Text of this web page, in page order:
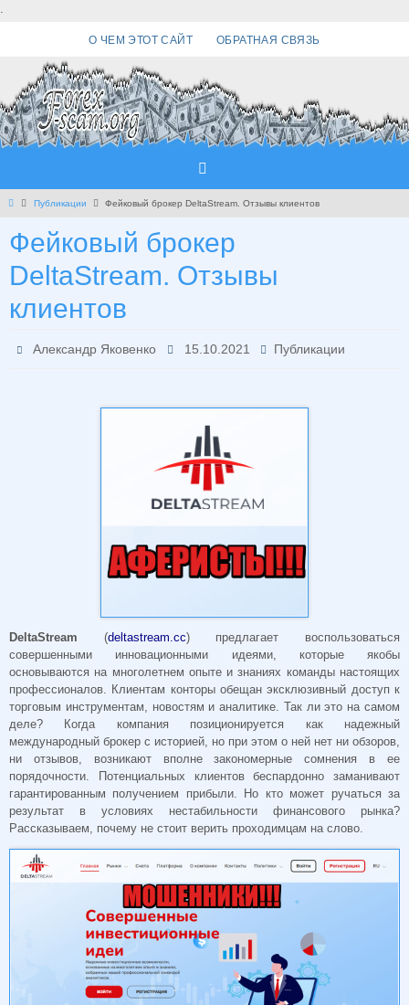
.
О ЧЕМ ЭТОТ САЙТ ОБРАТНАЯ СВЯЗЬ
Главная
Публикации Фейковый брокер DeltaStream. Отзывы клиентов
Фейковый брокер
DeltaStream. Отзывы
клиентов
Александр Яковенко 15.10.2021 Публикации
DeltaStream (deltastream.cc) предлагает воспользоваться
совершенными инновационными идеями, которые якобы
основываются на многолетнем опыте и знаниях команды настоящих
профессионалов. Клиентам конторы обещан эксклюзивный доступ к
торговым инструментам, новостям и аналитике. Так ли это на самом
деле? Когда компания позиционируется как надежный
международный брокер с историей, но при этом о ней нет ни обзоров,
ни отзывов, возникают вполне закономерные сомнения в ее
порядочности. Потенциальных клиентов беспардонно заманивают
гарантированным получением прибыли. Но кто может ручаться за
результат в условиях нестабильности финансового рынка?
Рассказываем, почему не стоит верить проходимцам на слово.